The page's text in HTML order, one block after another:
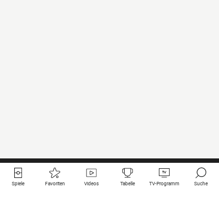
Spiele Favoriten Videos Tabelle TV-Programm Suche